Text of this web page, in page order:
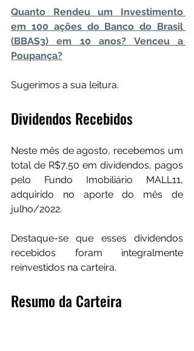
Quanto Rendeu um Investimento
em 100 ações do Banco do Brasil
(BBAS3) em 10 anos? Venceu a
Poupança?
Sugerimos a sua leitura.
Dividendos Recebidos
Neste mês de agosto, recebemos um
total de R$7,50 em dividendos, pagos
pelo Fundo Imobiliário MALL11,
adquirido no aporte do mês de
julho/2022.
Destaque-se que esses dividendos
recebidos foram integralmente
reinvestidos na carteira.
Resumo da Carteira